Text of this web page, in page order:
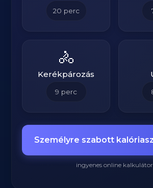
20 perc
🚴
Kerékpározás
9 perc
Személyre szabott
ingyenes online kalkulátor